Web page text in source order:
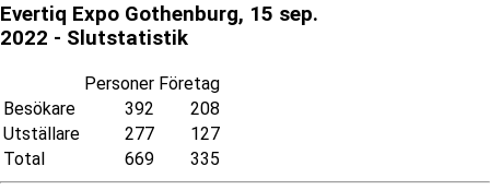
Evertiq Expo Gothenburg, 15 sep.
2022 - Slutstatistik
Personer Företag
Besökare
392
208
Utställare
277
127
Total
669 335